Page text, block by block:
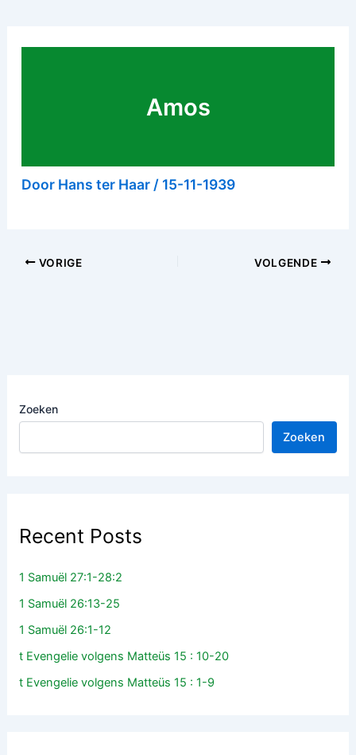
Zoeken
Zoeken
Recent Posts
1 Samuël 27:1-28:2
1 Samuël 26:13-25
1 Samuël 26:1-12
t Evengelie volgens Matteüs 15 : 10-20
t Evengelie volgens Matteüs 15 : 1-9
Amos
Door Hans ter Haar / 15-11-1939
VORIGE VOLGENDE